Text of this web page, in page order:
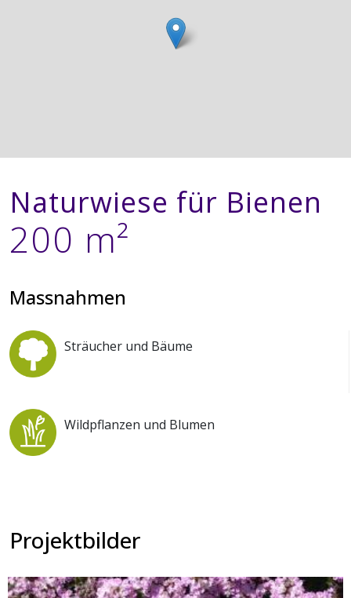
Naturwiese für Bienen
200 m²
Massnahmen
Sträucher und Bäume
Wildpflanzen und Blumen
Projektbilder